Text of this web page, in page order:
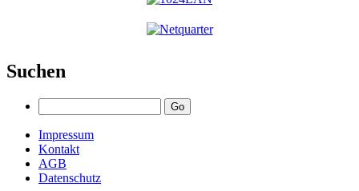
Suchen
Impressum
Kontakt
AGB
Datenschutz